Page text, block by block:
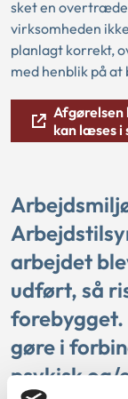
sket en
virksomheden
planlagt korrekt,
med henblik på
kan læses i
arbejdet
udført, så
forebygget.
gøre i
psykisk og/